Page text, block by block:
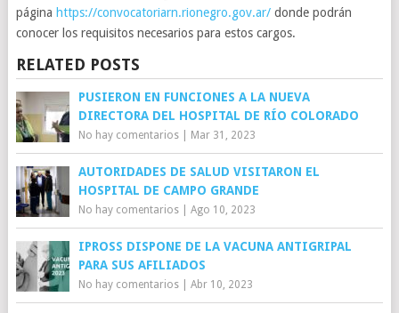
página https://convocatoriarn.rionegro.gov.ar/donde podrán
conocer los requisitos necesarios para estos cargos.
RELATED POSTS
PUSIERON EN FUNCIONES A LA NUEVA
DIRECTORA DEL HOSPITAL DE RÍO COLORADO
No hay comentarios| Mar 31, 2023
AUTORIDADES DE SALUD VISITARON EL
HOSPITAL DE CAMPO GRANDE
No hay comentarios| Ago 10, 2023
IPROSS DISPONE DE LA VACUNA ANTIGRIPAL
PARA SUS AFILIADOS
No hay comentarios| Abr 10, 2023